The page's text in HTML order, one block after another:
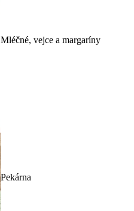
Mléčné, vejce a margaríny
Pekárna